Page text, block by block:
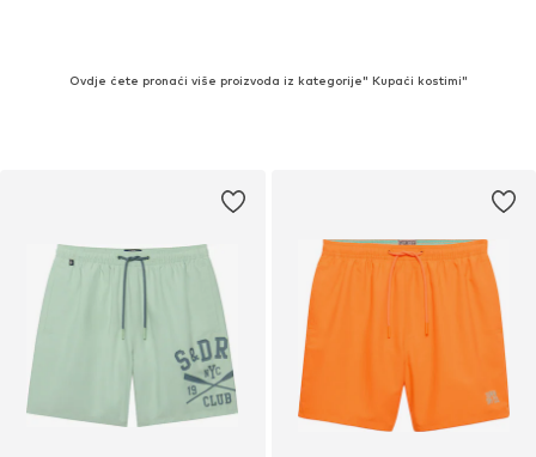
Ovdje ćete pronaći više proizvoda iz kategorije" Kupaći kostimi"